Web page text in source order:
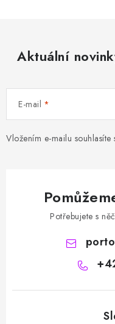
Aktuální
E-mail
Vložením e-mailu souhlasíte
Potřebujete s